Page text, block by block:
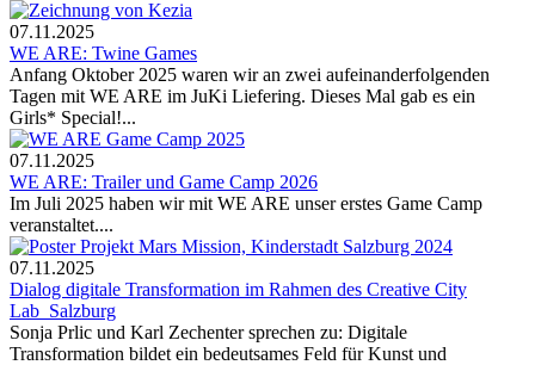
07.11.2025
WE ARE: Twine Games
Anfang Oktober 2025 waren wir an zwei aufeinanderfolgenden
Tagen mit WE ARE im JuKi Liefering. Dieses Mal gab es ein
Girls* Special!...
07.11.2025
WE ARE: Trailer und Game Camp 2026
Im Juli 2025 haben wir mit WE ARE unser erstes Game Camp
veranstaltet....
07.11.2025
Dialog digitale Transformation im Rahmen des Creative City
Lab_Salzburg
Sonja Prlic und Karl Zechenter sprechen zu: Digitale
Transformation bildet ein bedeutsames Feld für Kunst und